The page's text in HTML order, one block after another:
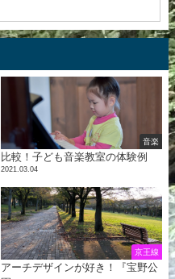
音楽
比較！子ども音楽教室の体験例
2021.03.04
京王線
アーチデザインが好き！『宝野公